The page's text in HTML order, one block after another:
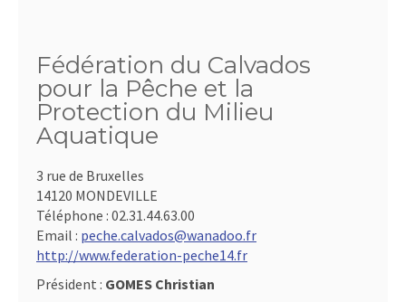
Fédération du Calvados
pour la Pêche et la
Protection du Milieu
Aquatique
3 rue de Bruxelles
14120 MONDEVILLE
Téléphone : 02.31.44.63.00
Email : peche.calvados@wanadoo.fr
http://www.federation-peche14.fr
Président : GOMES Christian